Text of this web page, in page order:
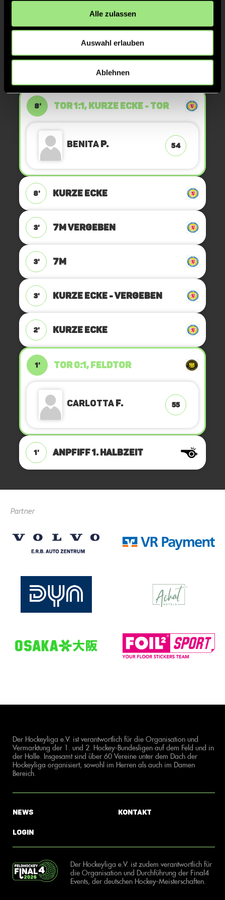
Alle zulassen
Auswahl erlauben
Ablehnen
7M VERGEBEN
8' TOR 1:1, KURZE ECKE - TOR
BenitaP. 54
8' KURZE ECKE
3' 7M VERGEBEN
3' 7M
3' KURZE ECKE - VERGEBEN
2' KURZE ECKE
1' TOR 0:1, FELDTOR
CarlottaF. 55
1' ANPFIFF 1. Halbzeit
Partner
Der Hockeyliga e.V. ist verantwortlich für die Organisation und
Vermarktung der 1. und 2. Hockey-Bundesligen auf dem Feld und in
der Halle. Insgesamt sind über 60 Vereine unter dem Dach der
Hockeyliga organisiert, sowohl im Herren als auch im Damen
Bereich.
News
Login
Kontakt
Der Hockeyliga e.V. ist zudem verantwortlich für
die Organisation und Durchführung der Final4
Events, der deutschen Hockey-Meisterschaften.